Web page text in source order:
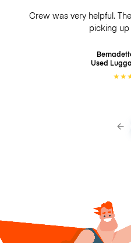
Crew was very helpful.
picking
Used
★★